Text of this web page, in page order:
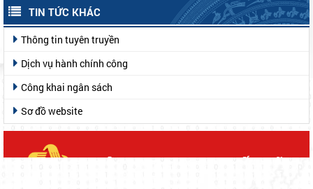
TIN TỨC KHÁC
Thông tin tuyên truyền
Dịch vụ hành chính công
Công khai ngân sách
Sơ đồ website